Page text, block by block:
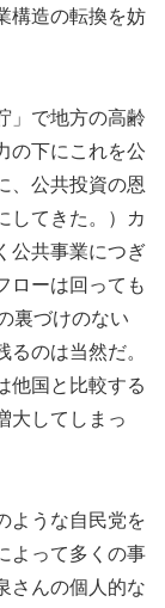
構造の転換を妨
」で地方の高齢
の下にこれを公
、公共投資の恩
してきた。）カ
公共事業につぎ
ローは回っても
裏づけのない
のは当然だ。
他国と比較する
大してしまっ
ような自民党を
よって多くの事
さんの個人的な